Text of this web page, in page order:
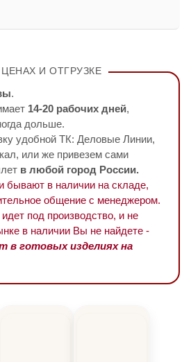
И ОТГРУЗКЕ
.
14-20 рабочих дней,
дольше.
удобной ТК: Деловые Линии,
или же привезем сами
в любой город России.
бывают в наличии на складе,
общение с менеджером.
под производство, и не
в наличии Вы не найдете -
в готовых изделиях на